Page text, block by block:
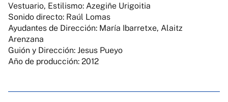
Vestuario, Estilismo: Azegiñe Urigoitia
Sonido directo: Raúl Lomas
Ayudantes de Dirección: María Ibarretxe, Alaitz
Arenzana
Guión y Dirección: Jesus Pueyo
Año de producción: 2012